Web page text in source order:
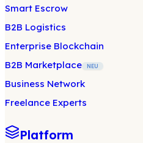
Smart Escrow
B2B Logistics
Enterprise Blockchain
B2B Marketplace
NEU
Business Network
Freelance Experts
Platform